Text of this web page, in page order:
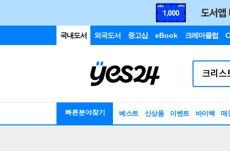
국내도서 외국도서 중고샵 eBook 크레마클럽
빠른분야찾기 베스트 신상품 이벤트 바이백 매